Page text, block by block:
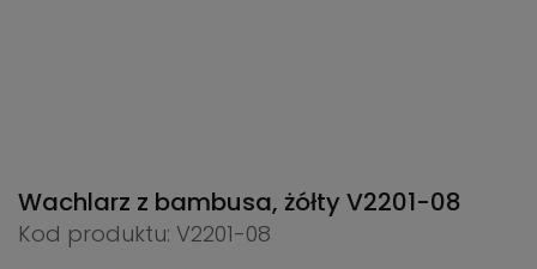
Wachlarz z bambusa, żółtyV2201-08
Kod produktu: V2201-08